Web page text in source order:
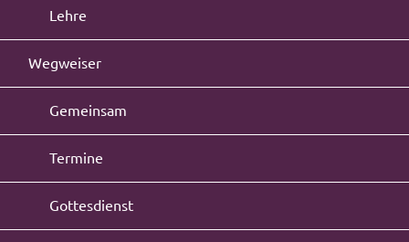
Lehre
Wegweiser
Gemeinsam
Termine
Gottesdienst